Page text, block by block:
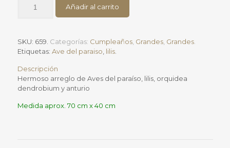
cantidad
Añadir al carrito
SKU: 659 Categorías: Cumpleaños, Grandes, Grandes.
Etiquetas: Ave del paraiso lilis.
Descripción
Hermoso arreglo de Aves del paraíso, lilis, orquidea
dendrobium y anturio
Medida aprox. 70 cm x 40 cm